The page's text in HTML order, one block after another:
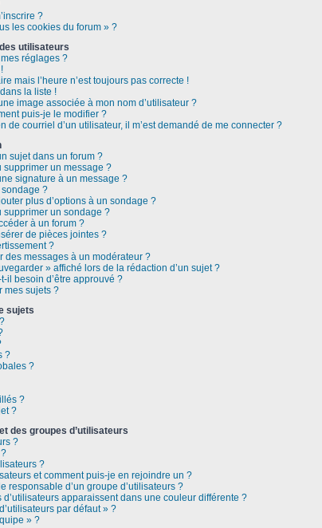
?
les cookies du forum » ?
utilisateurs
réglages ?
mais l’heure n’est toujours pas correcte !
la liste !
image associée à mon nom d’utilisateur ?
puis-je le modifier ?
de courriel d’un utilisateur, il m’est demandé de me connecter ?
sujet dans un forum ?
un message ?
signature à un message ?
?
plus d’options à un sondage ?
supprimer un sondage ?
à un forum ?
de pièces jointes ?
?
des messages à un modérateur ?
» affiché lors de la rédaction d’un sujet ?
il besoin d’être approuvé ?
mes sujets ?
sujets
?
?
?
?
des groupes d’utilisateurs
?
?
et comment puis-je en rejoindre un ?
responsable d’un groupe d’utilisateurs ?
apparaissent dans une couleur différente ?
par défaut » ?
» ?